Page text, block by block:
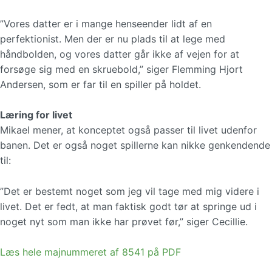
”Vores datter er i mange henseender lidt af en
perfektionist. Men der er nu plads til at lege med
håndbolden, og vores datter går ikke af vejen for at
forsøge sig med en skruebold,” siger Flemming Hjort
Andersen, som er far til en spiller på holdet.
Læring for livet
Mikael mener, at konceptet også passer til livet udenfor
banen. Det er også noget spillerne kan nikke genkendende
til:
”Det er bestemt noget som jeg vil tage med mig videre i
livet. Det er fedt, at man faktisk godt tør at springe ud i
noget nyt som man ikke har prøvet før,” siger Cecillie.
Læs hele majnummeret af 8541 på PDF